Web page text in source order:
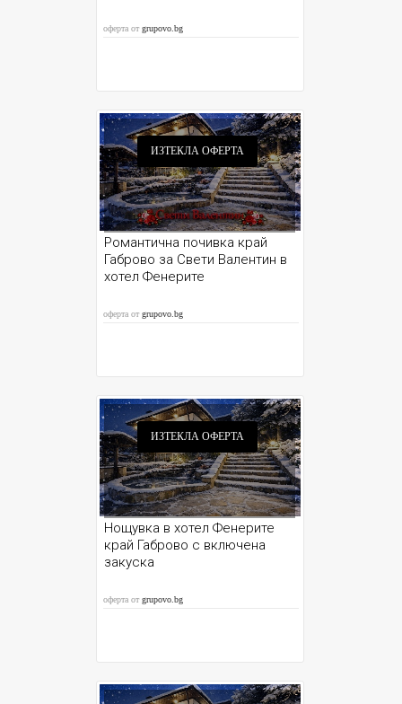
оферта отgrupovo.bg
ИЗТЕКЛА ОФЕРТА
Романтична почивка край
Габрово за Свети Валентин в
хотел Фенерите
оферта отgrupovo.bg
ИЗТЕКЛА ОФЕРТА
Нощувка в хотел Фенерите
край Габрово с включена
закуска
оферта отgrupovo.bg